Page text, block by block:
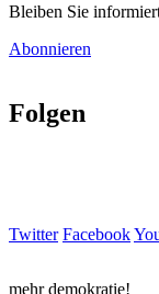
Bleiben Sie
Abonnieren
Folgen
Twitter Facebook
mehr demokratie!